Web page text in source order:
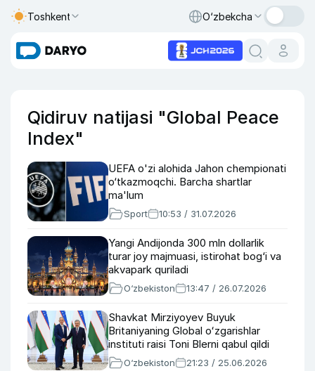
Toshkent O‘zbekcha
Qidiruv natijasi "Global Peace
Index"
UEFA o'zi alohida Jahon chempionati
o‘tkazmoqchi. Barcha shartlar
ma'lum
Sport 10:53 / 31.07.2026
Yangi Andijonda 300 mln dollarlik
turar joy majmuasi, istirohat bog‘i va
akvapark quriladi
O‘zbekiston 13:47 / 26.07.2026
Shavkat Mirziyoyev Buyuk
Britaniyaning Global oʻzgarishlar
instituti raisi Toni Blerni qabul qildi
O‘zbekiston 21:23 / 25.06.2026